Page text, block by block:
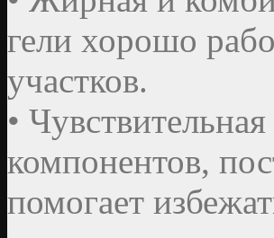
гели хорошо
участков.
•
компонентов,
помогает